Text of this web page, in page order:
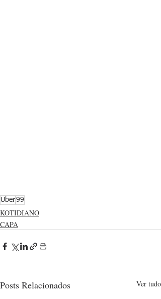
Uber99
KOTIDIANO
CAPA
Posts Relacionados Ver tudo